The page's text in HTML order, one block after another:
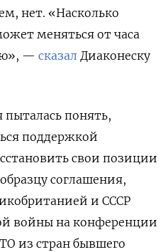
нет. «Насколько
меняться от часа
— сказал Диаконеску
пыталась понять,
поддержкой
свои позиции
соглашения,
и СССР
войны на конференции
из стран бывшего